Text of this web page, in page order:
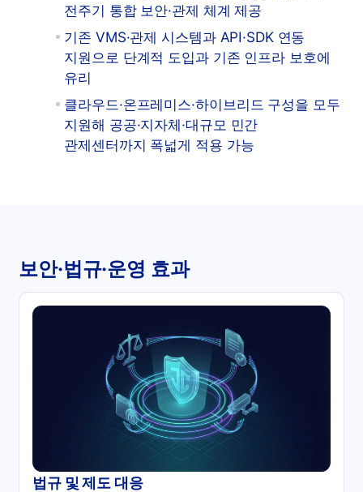
전주기 통합 보안·관제 체계 제공
기존 VMS·관제 시스템과 API·SDK 연동
지원으로 단계적 도입과 기존 인프라 보호에
유리
클라우드·온프레미스·하이브리드 구성을 모두
지원해 공공·지자체·대규모 민간
관제센터까지 폭넓게 적용 가능
보안·법규·운영 효과
법규 및 제도 대응